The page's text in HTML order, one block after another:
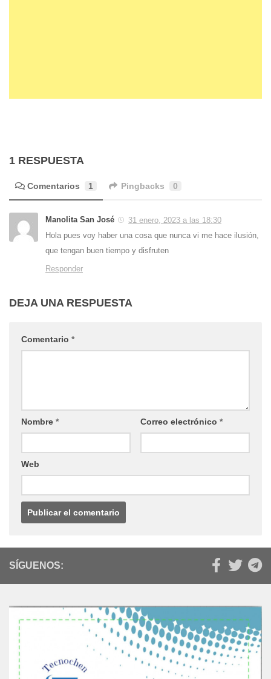
1 RESPUESTA
Comentarios 1 Pingbacks 0
Manolita San José
31 enero, 2023 a las 18:30
Hola pues voy haber una cosa que nunca vi me hace ilusión,
que tengan buen tiempo y disfruten
Responder
DEJA UNA RESPUESTA
Comentario *
Nombre * Correo electrónico *
Web
SÍGUENOS: